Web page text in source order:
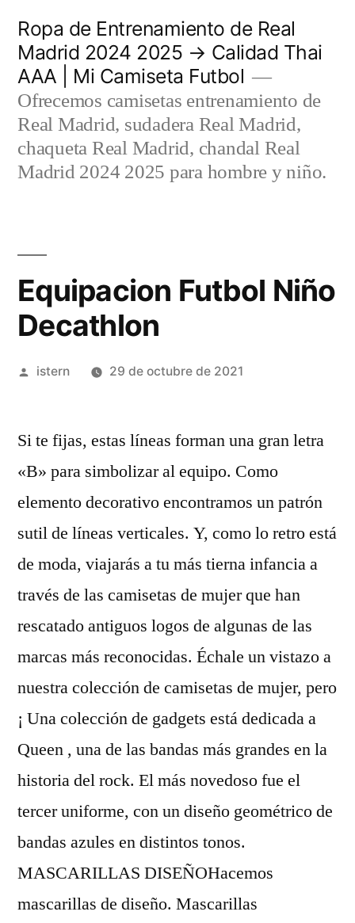
contenido
Ropa de Entrenamiento de Real
Madrid 2024 2025 → Calidad Thai
AAA | Mi Camiseta Futbol
Ofrecemos camisetas entrenamiento de
Real Madrid, sudadera Real Madrid,
chaqueta Real Madrid, chandal Real
Madrid 2024 2025 para hombre y niño.
Equipacion Futbol Niño
Decathlon
Publicado
istern 29 de octubre de 2021
Si te fijas, estas líneas forman una gran letra
«B» para simbolizar al equipo. Como
elemento decorativo encontramos un patrón
sutil de líneas verticales. Y, como lo retro está
de moda, viajarás a tu más tierna infancia a
través de las camisetas de mujer que han
rescatado antiguos logos de algunas de las
marcas más reconocidas. Échale un vistazo a
nuestra colección de camisetas de mujer, pero
¡ Una colección de gadgets está dedicada a
Queen , una de las bandas más grandes en la
historia del rock. El más novedoso fue el
tercer uniforme, con un diseño geométrico de
bandas azules en distintos tonos.
MASCARILLAS DISEÑOHacemos
mascarillas de diseño. Mascarillas